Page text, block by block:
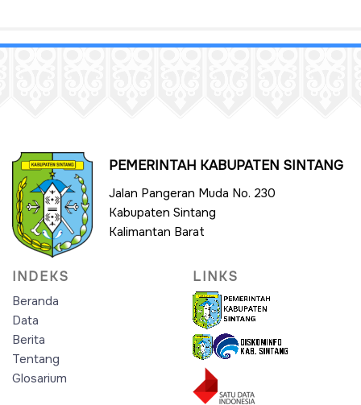
PEMERINTAH KABUPATEN SINTANG
Jalan Pangeran Muda No. 230
Kabupaten Sintang
Kalimantan Barat
INDEKS
Beranda
Data
Berita
Tentang
Glosarium
LINKS